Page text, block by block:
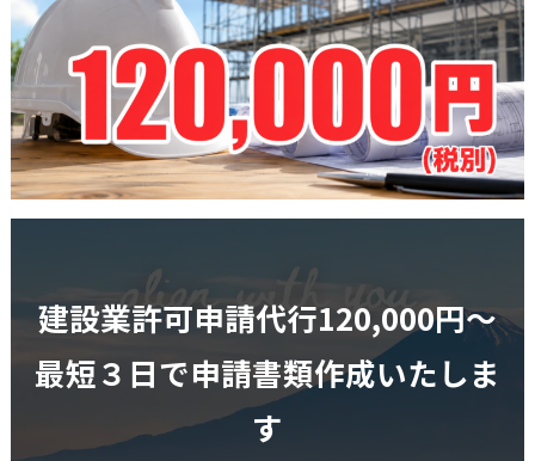
建設業許可申請代行120,000円〜
最短３日で申請書類作成いたしま
す